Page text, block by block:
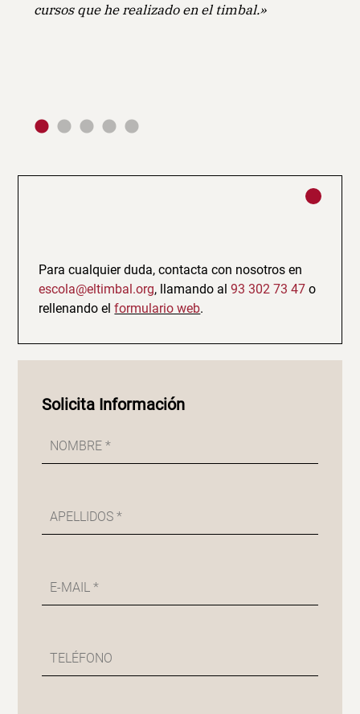
Para cualquier duda, contacta con nosotros en
escola@eltimbal.org, llamando al93 302 73 47 o
rellenando elformulario web.
Solicita Información
cursos que he realizado en el timbal.»